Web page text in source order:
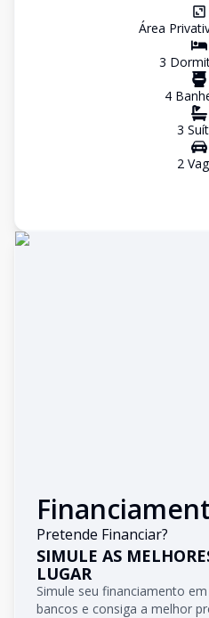
Área
3
4
3
2
Pretende Financiar?
SIMULE AS
LUGAR
Simule seu financiamento
bancos e consiga a melhor